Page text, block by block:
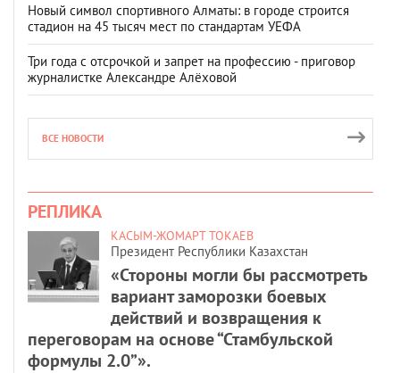
Новый символ спортивного Алматы: в городе строится
стадион на 45 тысяч мест по стандартам УЕФА
Три года с отсрочкой и запрет на профессию - приговор
журналистке Александре Алёховой
ВСЕ НОВОСТИ
РЕПЛИКА
КАСЫМ-ЖОМАРТ ТОКАЕВ
Президент Республики Казахстан
«Стороны могли бы рассмотреть
вариант заморозки боевых
действий и возвращения к
переговорам на основе “Стамбульской
формулы 2.0”».